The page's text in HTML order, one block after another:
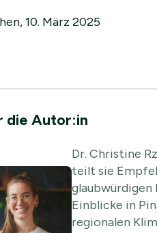
10. März 2025
die Autor:in
Dr. Christine
teilt sie
Einblicke in
regionalen